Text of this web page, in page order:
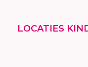
LOCATIES